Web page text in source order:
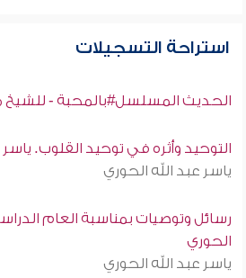
استراحة التسجيلات
الحديث المسلسل#بالمحبة -
التوحيد وأثره في توحيد القلوب. ياسر
ياسر عبد الله الحوري
رسائل وتوصيات بمناسبة العام
الحوري
ياسر عبد الله الحوري